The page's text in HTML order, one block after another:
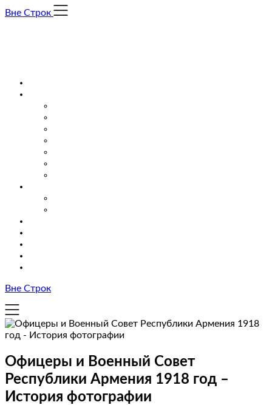
Skip
Вне Строк
Вне Строк
Офицеры и Военный Совет
Республики Армения 1918 год –
История фотографии